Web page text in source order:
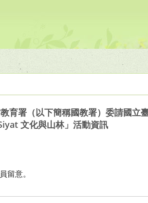
育署（以下簡稱國教署）委請國立
文化與山林」活動資訊
留意。